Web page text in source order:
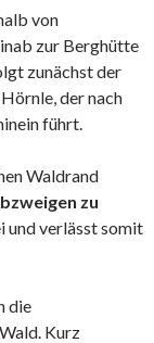
von
zur Berghütte
zunächst der
der nach
führt.
Waldrand
zu
und verlässt somit
die
Kurz